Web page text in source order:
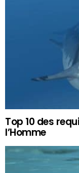
Top 10 des
l’Homme